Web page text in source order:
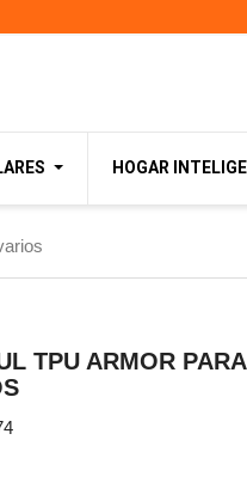
HOGAR
TPU ARMOR